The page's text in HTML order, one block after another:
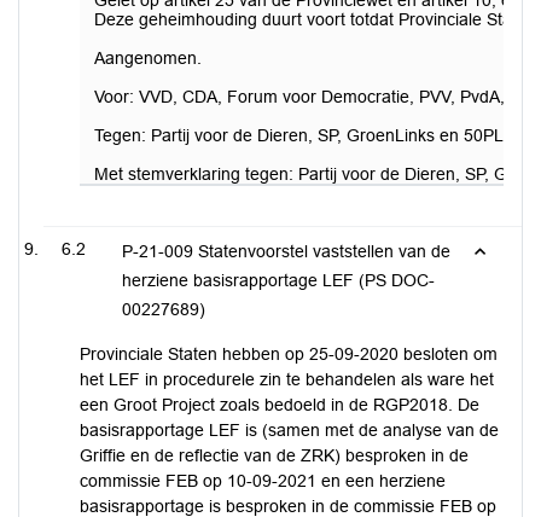
Deze geheimhouding duurt voort totdat Provinciale
Aangenomen.
Voor: VVD, CDA, Forum voor Democratie, PVV, PvdA,
Tegen: Partij voor de Dieren, SP, GroenLinks en 50PLUS
Met stemverklaring tegen: Partij voor de Dieren, SP,
6.2
P-21-009 Statenvoorstel vaststellen van de
herziene basisrapportage LEF (PS DOC-
00227689)
Provinciale Staten hebben op 25-09-2020 besloten om
het LEF in procedurele zin te behandelen als ware het
een Groot Project zoals bedoeld in de RGP2018. De
basisrapportage LEF is (samen met de analyse van de
Griffie en de reflectie van de ZRK) besproken in de
commissie FEB op 10-09-2021 en een herziene
basisrapportage is besproken in de commissie FEB op